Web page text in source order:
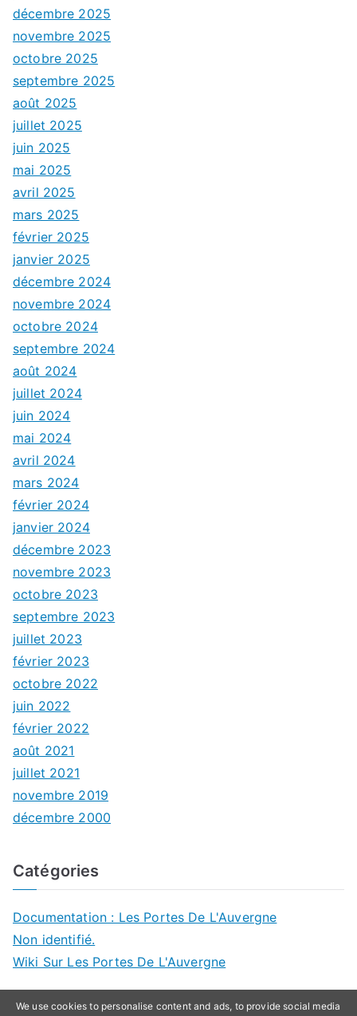
décembre 2025
novembre 2025
octobre 2025
septembre 2025
août 2025
juillet 2025
juin 2025
mai 2025
avril 2025
mars 2025
février 2025
janvier 2025
décembre 2024
novembre 2024
octobre 2024
septembre 2024
août 2024
juillet 2024
juin 2024
mai 2024
avril 2024
mars 2024
février 2024
janvier 2024
décembre 2023
novembre 2023
octobre 2023
septembre 2023
juillet 2023
février 2023
octobre 2022
juin 2022
février 2022
août 2021
juillet 2021
novembre 2019
décembre 2000
Catégories
Documentation : Les Portes De L'Auvergne
Non identifié.
Wiki Sur Les Portes De L'Auvergne
We use cookies to personalise content and ads, to provide social media